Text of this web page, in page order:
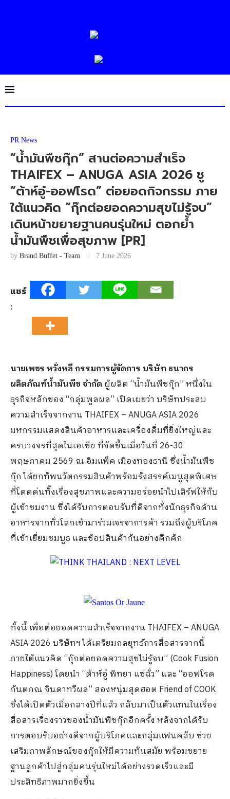
PR News
“น้ำมันพืชกุ๊ก” สานต่อความสำเร็จ
THAIFEX – ANUGA ASIA 2026 ชู
“ต้าห์อู๋-ออฟโรด” ต่อยอดกิจกรรม ภาย
ใต้แนวคิด “กุ๊กต่อยอดความสุขไม่รู้จบ”
เดินหน้าขยายฐานคนรุ่นใหม่ ตอกย้ำ
น้ำมันพืชเพื่อสุขภาพ [PR]
by Brand Buffet - Team 7 June 2026
แชร์
:
นายเพชร หวั่งหลี กรรมการผู้จัดการ บริษัท ธนากร
ผลิตภัณฑ์น้ำมันพืช จำกัด ผู้ผลิต “น้ำมันพืชกุ๊ก” หนึ่งใน
ธุรกิจหลักของ “กลุ่มพูลผล” เปิดเผยว่า บริษัทประสบ
ความสำเร็จจากงาน THAIFEX – ANUGA ASIA 2026
มหกรรมแสดงสินค้าอาหารและเครื่องดื่มที่ยิ่งใหญ่และ
ครบวงจรที่สุดในเอเชีย ที่จัดขึ้นเมื่อวันที่ 26-30
พฤษภาคม 2569 ณ อิมแพ็ค เมืองทองธานี ซึ่งน้ำมันพืช
กุ๊ก ได้ยกทัพนวัตกรรมสินค้าพร้อมรังสรรค์เมนูสุดพิเศษ
ที่โดดด่นทั้งเรื่องสุขภาพและความอร่อยนำไปเสิร์ฟให้กับ
ผู้เข้าชมงาน ซึ่งได้รับการตอบรับที่ดีจากทั้งนักธุรกิจด้าน
อาหารจากทั่วโลกเข้ามาร่วมเจรจาการค้า รวมถึงผู้บริโภค
ที่เข้าเยี่ยมชมบูธ และช้อปสินค้ากันอย่างคึกคัก
ทั้งนี้ เพื่อต่อยอดความสำเร็จจากงาน THAIFEX – ANUGA
ASIA 2026 บริษัทฯ ได้เตรียมกลยุทธ์การสื่อสารจากนี้
ภายใต้แนวคิด “กุ๊กต่อยอดความสุขไม่รู้จบ” (Cook Fusion
Happiness) โดยนำ “ต้าห์อู๋ พิทยา แซ่ฉั่ว” และ “ออฟโรด
กันตภณ จินดาทวีผล” สองหนุ่มสุดฮอต Friend of COOK
ซึ่งได้เปิดตัวเมื่อกลางปีที่แล้ว กลับมาเป็นตัวแทนในเรื่อง
สื่อสารเรื่องราวของน้ำมันพืชกุ๊กอีกครั้ง หลังจากได้รับ
การตอบรับอย่างดีจากผู้บริโภคและกลุ่มแฟนคลับ ช่วย
เสริมภาพลักษณ์ของกุ๊กให้มีความทันสมัย พร้อมขยาย
ฐานลูกค้าไปสู่กลุ่มคนรุ่นใหม่ได้อย่างรวดเร็วและมี
ประสิทธิภาพมากยิ่งขึ้น